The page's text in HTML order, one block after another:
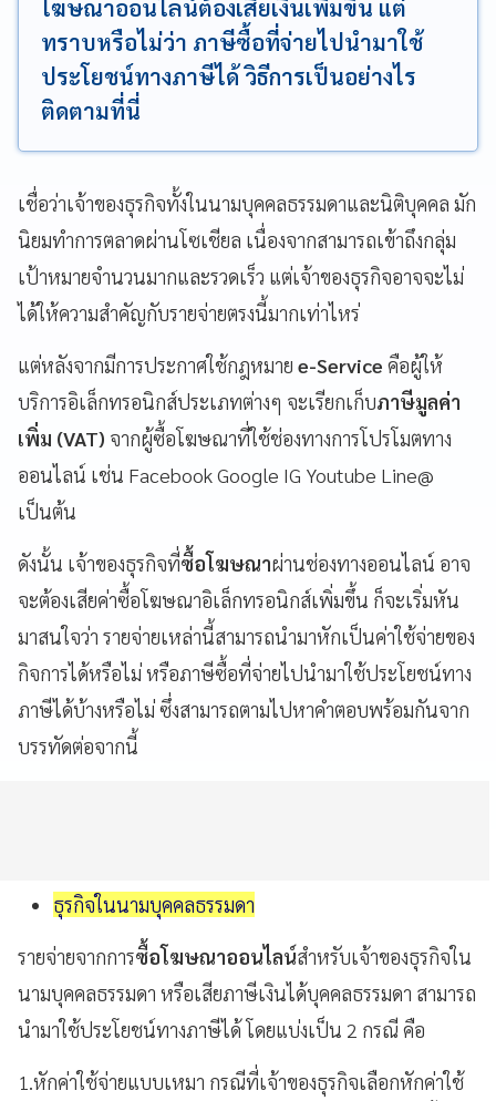
โฆษณาออนไลน์ต้องเสียเงินเพิ่มขึ้น แต่
ทราบหรือไม่ว่า ภาษีซื้อที่จ่ายไปนำมาใช้
ประโยชน์ทางภาษีได้ วิธีการเป็นอย่างไร
ติดตามที่นี่
เชื่อว่าเจ้าของธุรกิจทั้งในนามบุคคลธรรมดาและนิติบุคคล มัก
นิยมทำการตลาดผ่านโซเชียล เนื่องจากสามารถเข้าถึงกลุ่ม
เป้าหมายจำนวนมากและรวดเร็ว แต่เจ้าของธุรกิจอาจจะไม่
ได้ให้ความสำคัญกับรายจ่ายตรงนี้มากเท่าไหร่
แต่หลังจากมีการประกาศใช้กฎหมาย e-Service คือผู้ให้
บริการอิเล็กทรอนิกส์ประเภทต่างๆ จะเรียกเก็บภาษีมูลค่า
เพิ่ม (VAT) จากผู้ซื้อโฆษณาที่ใช้ช่องทางการโปรโมตทาง
ออนไลน์ เช่น Facebook Google IG Youtube Line@
เป็นต้น
ดังนั้น เจ้าของธุรกิจที่ซื้อโฆษณาผ่านช่องทางออนไลน์ อาจ
จะต้องเสียค่าซื้อโฆษณาอิเล็กทรอนิกส์เพิ่มขึ้น ก็จะเริ่มหัน
มาสนใจว่า รายจ่ายเหล่านี้สามารถนำมาหักเป็นค่าใช้จ่ายของ
กิจการได้หรือไม่ หรือภาษีซื้อที่จ่ายไปนำมาใช้ประโยชน์ทาง
ภาษีได้บ้างหรือไม่ ซึ่งสามารถตามไปหาคำตอบพร้อมกันจาก
บรรทัดต่อจากนี้
ธุรกิจในนามบุคคลธรรมดา
รายจ่ายจากการซื้อโฆษณาออนไลน์สำหรับเจ้าของธุรกิจใน
นามบุคคลธรรมดา หรือเสียภาษีเงินได้บุคคลธรรมดา สามารถ
นำมาใช้ประโยชน์ทางภาษีได้ โดยแบ่งเป็น 2 กรณี คือ
1.หักค่าใช้จ่ายแบบเหมา กรณีที่เจ้าของธุรกิจเลือกหักค่าใช้